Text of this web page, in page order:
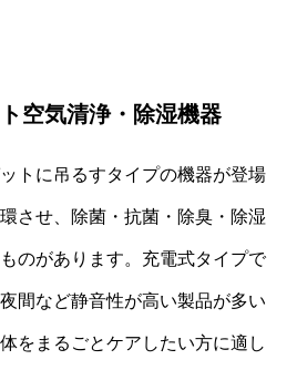
空気清浄・除湿機器
トに吊るすタイプの機器が登場
させ、除菌・抗菌・除臭・除湿
のがあります。充電式タイプで
間など静音性が高い製品が多い
をまるごとケアしたい方に適し